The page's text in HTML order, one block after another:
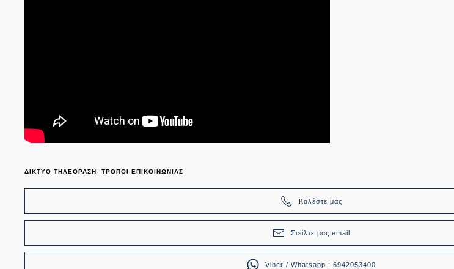
ΔΙΚΤΥΟ ΤΗΛΕΟΡΑΣΗ- ΤΡΟΠΟΙ ΕΠΙΚΟΙΝΩΝΙΑΣ
Καλέστε μας
Στείλτε μας email
Viber / Whatsapp : 6942053400